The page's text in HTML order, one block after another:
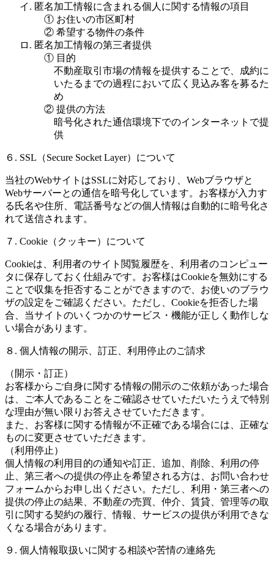
イ. 匿名加工情報に含まれる個人に関する情報の項目
① お住いの市区町村
② 希望する物件の条件
ロ. 匿名加工情報の第三者提供
① 目的
不動産取引市場の情報を提供することで、成約に
いたるまでの過程において広く見込み客を募るた
め
② 提供の方法
暗号化された通信環境下でのインターネットで提
供
６. SSL（Secure Socket Layer）について
当社のWebサイトはSSLに対応しており、Webブラウザと
Webサーバーとの通信を暗号化しています。お客様が入力す
る氏名や住所、電話番号などの個人情報は自動的に暗号化さ
れて送信されます。
７. Cookie（クッキー）について
Cookieは、利用者のサイト閲覧履歴を、利用者のコンピュー
タに保存しておく仕組みです。お客様はCookieを無効にする
ことで収集を拒否することができますので、お使いのブラウ
ザの設定をご確認ください。ただし、Cookieを拒否した場
合、当サイトのいくつかのサービス・機能が正しく動作しな
い場合があります。
８. 個人情報の開示、訂正、利用停止のご請求
（開示・訂正）
お客様からご自身に関する情報の開示のご依頼があった場合
は、ご本人であることをご確認させていただいたうえで特別
な理由が無い限りお答えさせていただきます。
また、お客様に関する情報が不正確である場合には、正確な
ものに変更させていただきます。
（利用停止）
個人情報の利用目的の通知や訂正、追加、削除、利用の停
止、第三者への提供の停止を希望される方は、お問い合わせ
フォームからお申し出ください。ただし、利用・第三者への
提供の停止の結果、不動産の売買、仲介、賃貸、管理等の取
引に関する契約の履行、情報、サービスの提供が利用できな
くなる場合があります。
９. 個人情報取扱いに関する相談や苦情の連絡先